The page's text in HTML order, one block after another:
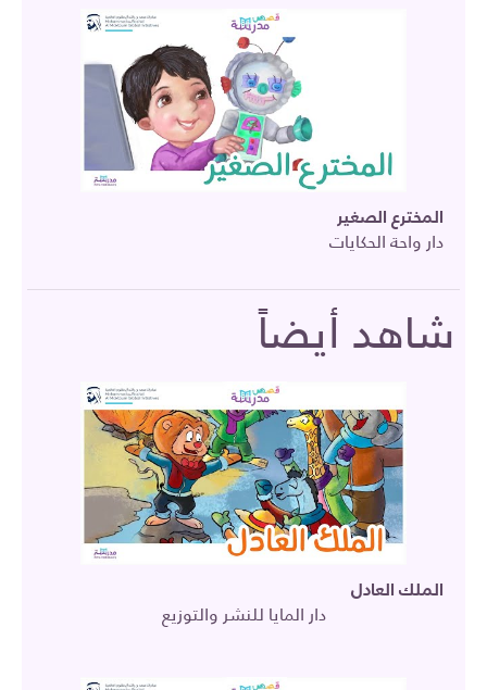
المخترع الصغير
دار واحة الحكايات
شاهد أيضاً
الملك العادل
دار المايا للنشر والتوزيع